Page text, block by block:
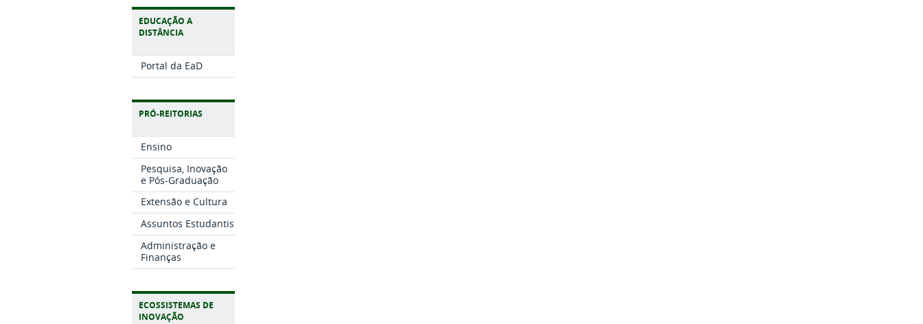
EDUCAÇÃO A
DISTÂNCIA
Portal da EaD
PRÓ-REITORIAS
Ensino
Pesquisa, Inovação
e Pós-Graduação
Extensão e Cultura
Assuntos Estudantis
Administração e
Finanças
ECOSSISTEMAS DE
INOVAÇÃO